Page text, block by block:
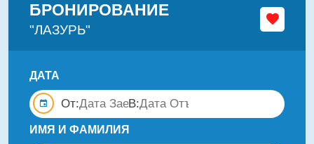
БРОНИРОВАНИЕ
"ЛАЗУРЬ"
ДАТА
От: В:
ИМЯ И ФАМИЛИЯ